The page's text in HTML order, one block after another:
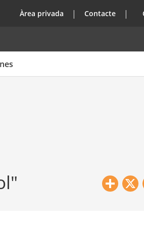
top
Àrea privada Contacte